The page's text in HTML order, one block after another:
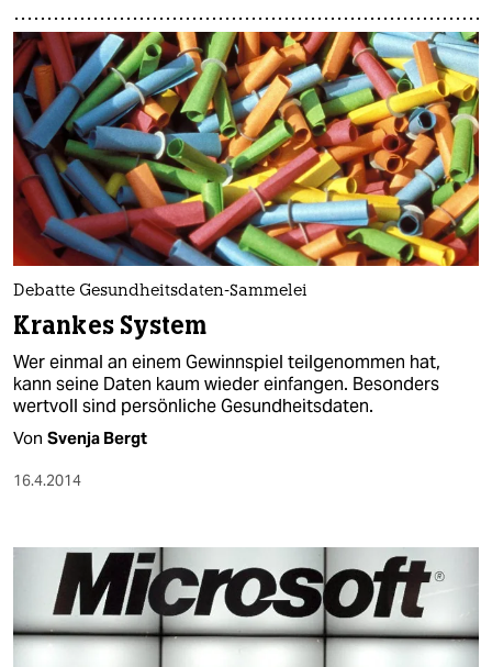
Debatte Gesundheitsdaten-Sammelei
Krankes System
Wer einmal an einem Gewinnspiel teilgenommen hat,
kann seine Daten kaum wieder einfangen. Besonders
wertvoll sind persönliche Gesundheitsdaten.
Von Svenja Bergt
16.4.2014